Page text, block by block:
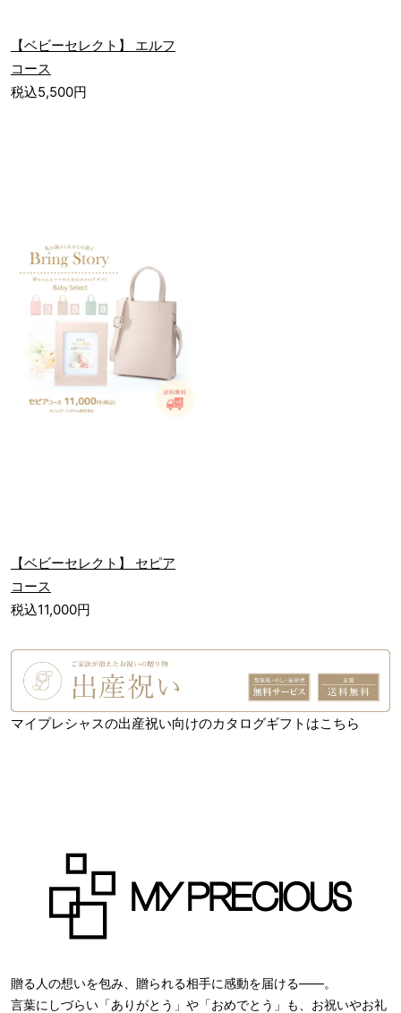
【ベビーセレクト】 エルフ
コース
税込5,500円
【ベビーセレクト】 セピア
コース
税込11,000円
マイプレシャスの出産祝い向けのカタログギフトはこちら
贈る人の想いを包み、贈られる相手に感動を届ける――。
言葉にしづらい「ありがとう」や「おめでとう」も、お祝いやお礼